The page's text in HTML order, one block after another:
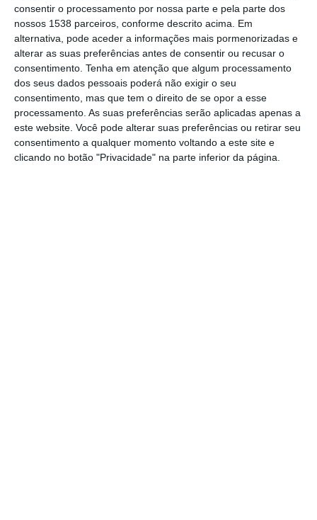
consentir o processamento por nossa parte e pela parte dos
nossos 1538 parceiros, conforme descrito acima. Em
alternativa, pode aceder a informações mais pormenorizadas e
alterar as suas preferências antes de consentir ou recusar o
consentimento. Tenha em atenção que algum processamento
dos seus dados pessoais poderá não exigir o seu
consentimento, mas que tem o direito de se opor a esse
processamento. As suas preferências serão aplicadas apenas a
este website. Você pode alterar suas preferências ou retirar seu
consentimento a qualquer momento voltando a este site e
clicando no botão "Privacidade" na parte inferior da página.
(NIAVE), da GNR, que apurou que o suspeito
“exercia violência psicológica, física e social
contra a vítima”.
Após a investigação, foi emitido mandado de
detenção, que culminou na detenção do
suspeito, que aguardará agora os trâmites
do processo na prisão.